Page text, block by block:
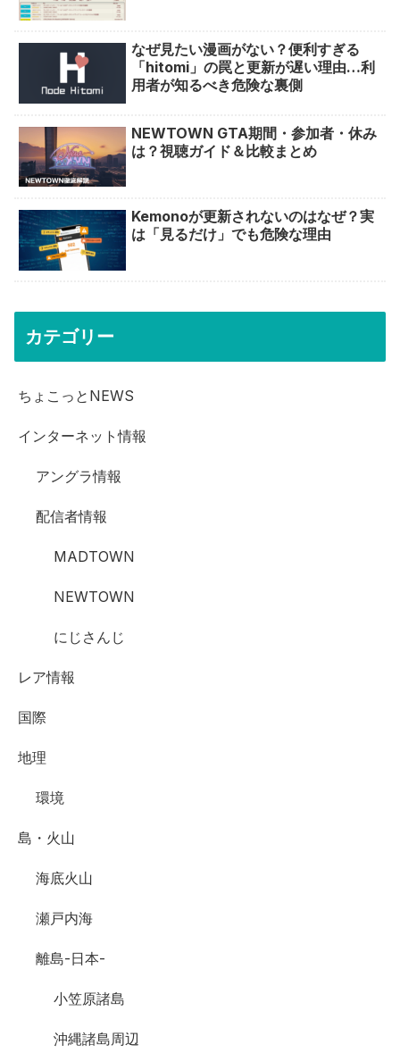
なぜ見たい漫画がない？便利すぎる
「hitomi」の罠と更新が遅い理由…利
用者が知るべき危険な裏側
NEWTOWN GTA期間・参加者・休み
は？視聴ガイド＆比較まとめ
Kemonoが更新されないのはなぜ？実
は「見るだけ」でも危険な理由
カテゴリー
ちょこっとNEWS
インターネット情報
アングラ情報
配信者情報
MADTOWN
NEWTOWN
にじさんじ
レア情報
国際
地理
環境
島・火山
海底火山
瀬戸内海
離島-日本-
小笠原諸島
沖縄諸島周辺